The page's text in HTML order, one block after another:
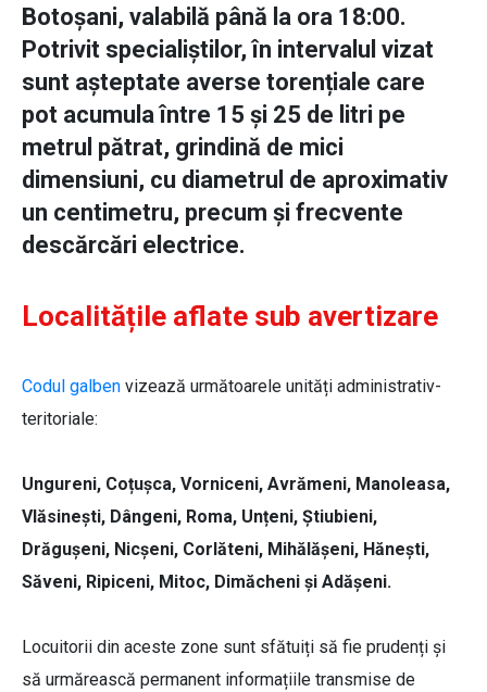
Botoșani, valabilă până la ora 18:00.
Potrivit specialiștilor, în intervalul vizat
sunt așteptate averse torențiale care
pot acumula între 15 și 25 de litri pe
metrul pătrat, grindină de mici
dimensiuni, cu diametrul de aproximativ
un centimetru, precum și frecvente
descărcări electrice.
Localitățile aflate sub avertizare
Codul galben vizează următoarele unități administrativ-
teritoriale:
Ungureni, Coțușca, Vorniceni, Avrămeni, Manoleasa,
Vlăsinești, Dângeni, Roma, Unțeni, Știubieni,
Drăgușeni, Nicșeni, Corlăteni, Mihălășeni, Hănești,
Săveni, Ripiceni, Mitoc, Dimăcheni și Adășeni.
Locuitorii din aceste zone sunt sfătuiți să fie prudenți și
să urmărească permanent informațiile transmise de